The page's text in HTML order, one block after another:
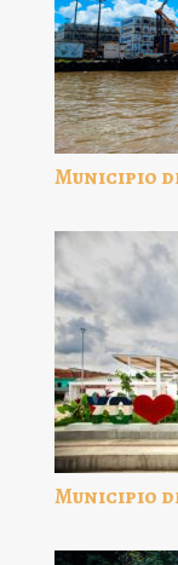
Municipio
Municipio